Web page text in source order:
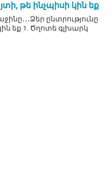
թե ինչպիսի կին եք
ընտրությունը
եք 1. Ծղոտե գլխարկ